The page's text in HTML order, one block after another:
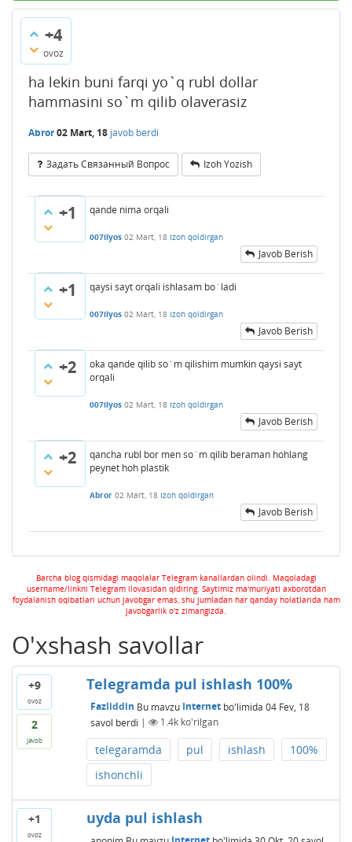
+4
ovoz
ha lekin buni farqi yo`q rubl dollar
hammasini so`m qilib olaverasiz
Abror02 Mart, 18 javob berdi
Задать Связанный Вопрос Izoh Yozish
+1 qande nima orqali
007ilyos 02 Mart, 18 Izoh qoldirgan
Javob Berish
+1 qaysi sayt orqali ishlasam bo`ladi
007ilyos 02 Mart, 18 Izoh qoldirgan
Javob Berish
+2
oka qande qilib so`m qilishim mumkin qaysi sayt
orqali
007ilyos 02 Mart, 18 Izoh qoldirgan
Javob Berish
+2
qancha rubl bor men so`m qilib beraman hohlang
peynet hoh plastik
Abror 02 Mart, 18 Izoh qoldirgan
Javob Berish
Barcha blog qismidagi maqolalar Telegram kanallardan olindi. Maqoladagi
username/linkni Telegram ilovasidan qidiring. Saytimiz ma'muriyati axborotdan
foydalanish oqibatlari uchun javobgar emas, shu jumladan har qanday holatlarida ham
javobgarlik o'z zimangizda.
O'xshash savollar
+9
ovoz
2
javob
Telegramda pul ishlash 100%
Fazliddin Bu mavzu Internetbo'limida 04 Fev, 18
savol berdi | 1.4kko'rilgan
telegaramda pul ishlash
100%
ishonchli
+1
ovoz
uyda pul ishlash